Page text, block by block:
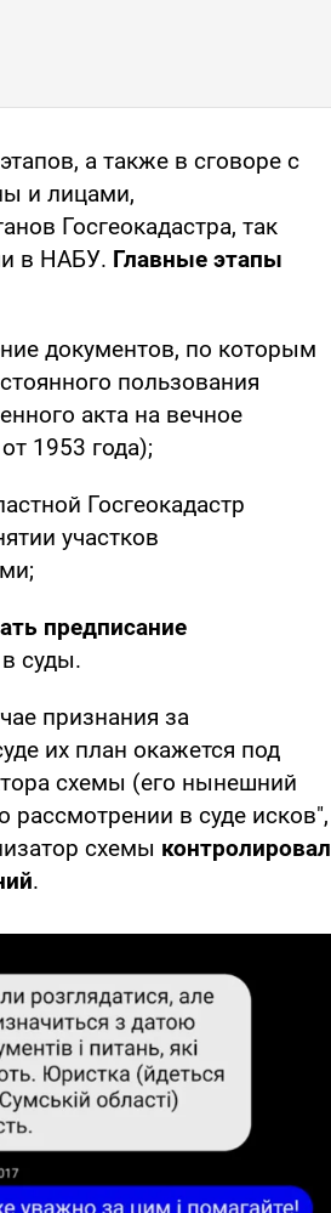
а также в сговоре с
и лицами,
Госгеокадастра, так
в НАБУ. Главные этапы
документов, по которым
пользования
акта на вечное
1953 года);
Госгеокадастр
участков
предписание
суды.
признания за
их план окажется под
схемы (его нынешний
рассмотрении в суде исков",
схемы контролировал
.